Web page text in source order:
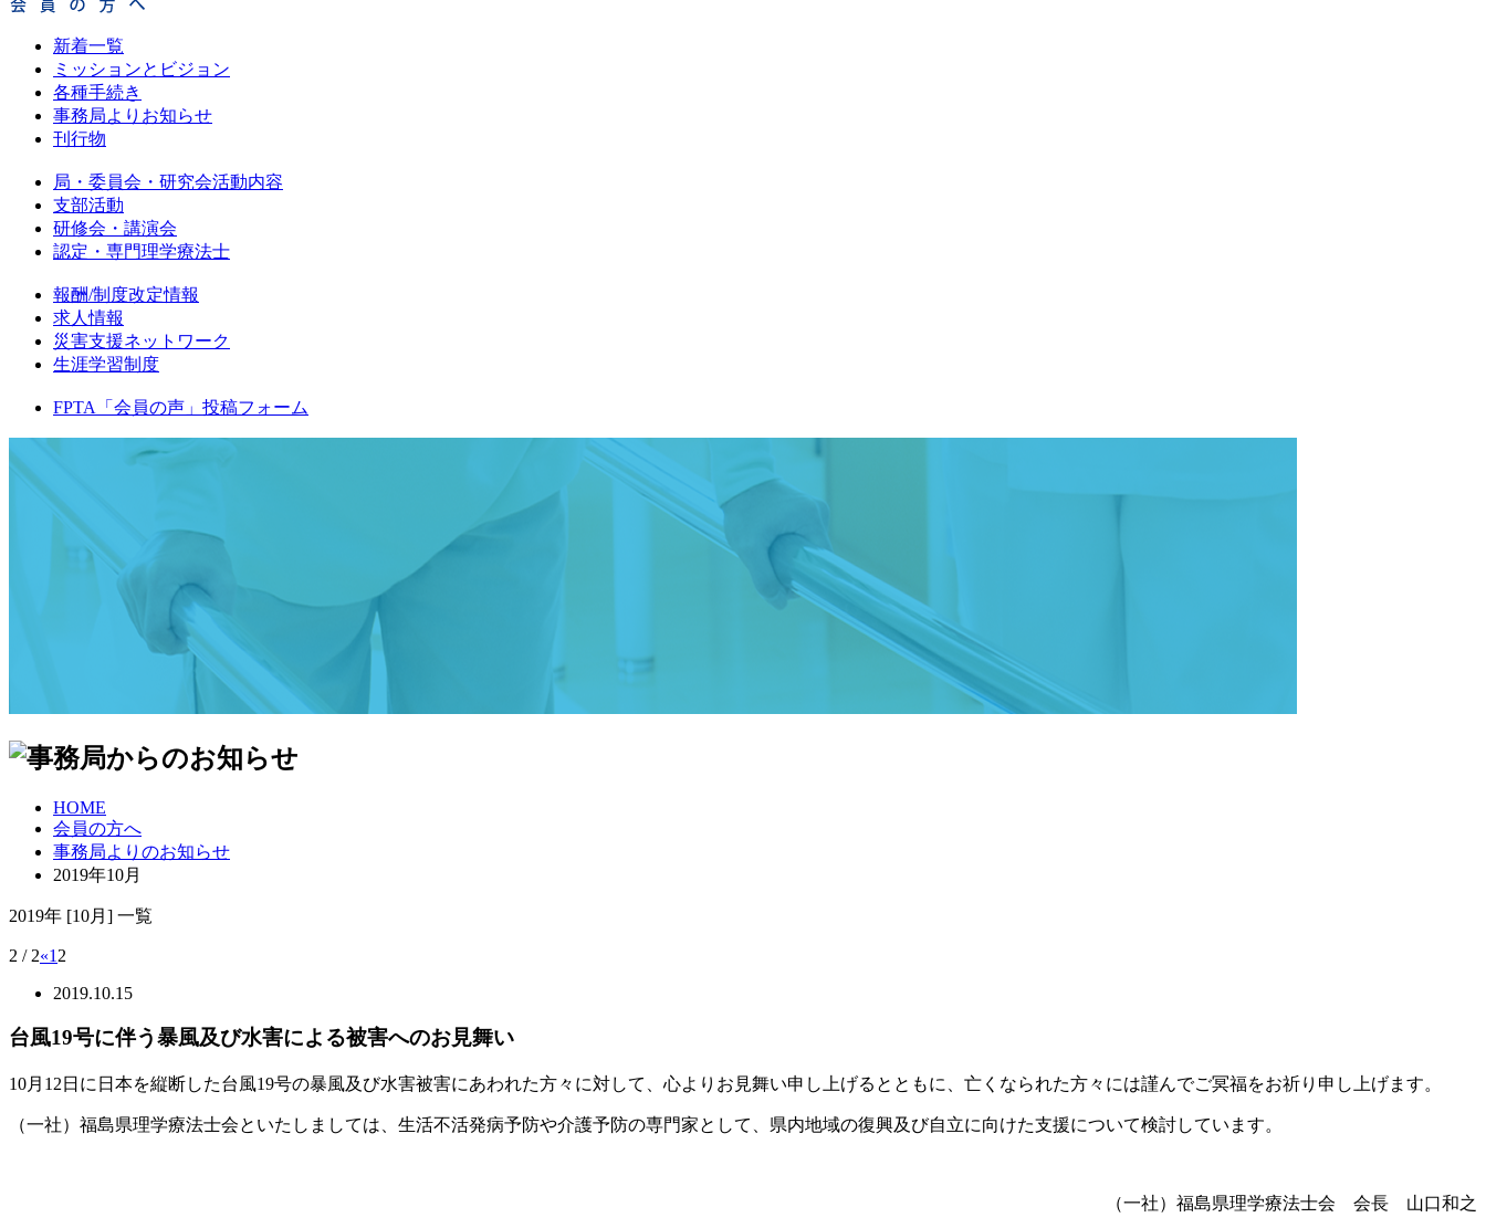
新着一覧
ミッションとビジョン
各種手続き
事務局よりお知らせ
刊行物
局・委員会・研究会活動内容
支部活動
研修会・講演会
認定・専門理学療法士
報酬/制度改定情報
求人情報
災害支援ネットワーク
生涯学習制度
FPTA「会員の声」投稿フォーム
HOME
会員の方へ
事務局よりのお知らせ
2019年10月
2019年 [10月] 一覧
2 / 2«1 2
2019.10.15
台風19号に伴う暴風及び水害による被害へのお見舞い
10月12日に日本を縦断した台風19号の暴風及び水害被害にあわれた方々に対して、心よりお見舞い申し上げるとともに、亡くなられた方々には謹んでご冥福をお祈り申し上げます。
（一社）福島県理学療法士会といたしましては、生活不活発病予防や介護予防の専門家として、県内地域の復興及び自立に向けた支援について検討しています。
（一社）福島県理学療法士会 会長 山口和之